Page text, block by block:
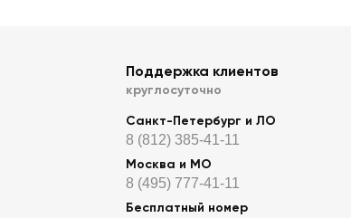
Поддержка клиентов
круглосуточно
Санкт-Петербург и ЛО
8 (812) 385-41-11
Москва и МО
8 (495) 777-41-11
Бесплатный номер